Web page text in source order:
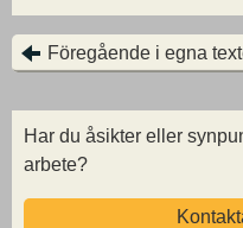
Föregående i egna
Har du åsikter eller
arbete?